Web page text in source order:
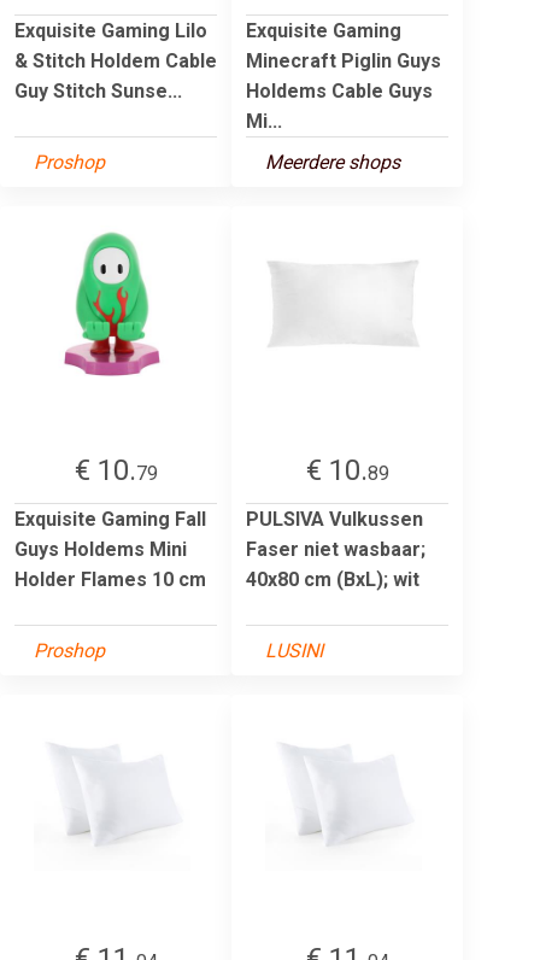
Exquisite Gaming Lilo
& Stitch Holdem Cable
Guy Stitch Sunse...
Proshop
Exquisite Gaming
Minecraft Piglin Guys
Holdems Cable Guys
Mi...
Meerdere shops
€ 10.79
Exquisite Gaming Fall
Guys Holdems Mini
Holder Flames 10 cm
Proshop
€ 10.89
PULSIVA Vulkussen
Faser niet wasbaar;
40x80 cm (BxL); wit
LUSINI